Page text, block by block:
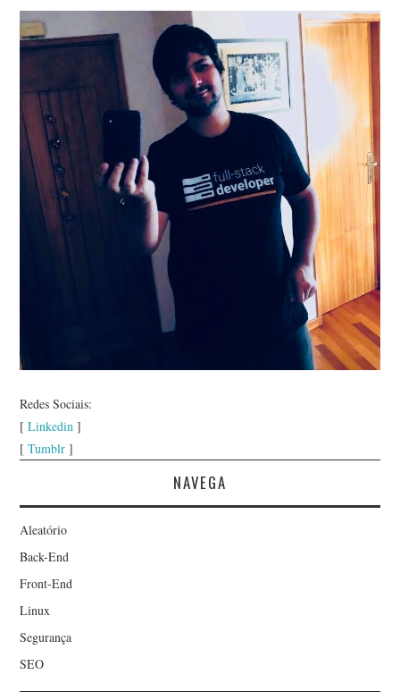
Redes Sociais:
[Linkedin ]
[Tumblr ]
NAVEGA
Aleatório
Back-End
Front-End
Linux
Segurança
SEO